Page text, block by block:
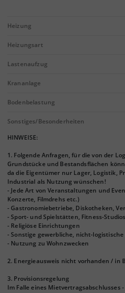
Heizung
Heizungsart
Lastenaufzug
Krananlage
Bodenbelastung
Sonstiges/Besonderheiten
HINWEISE:
1. Folgende Anfragen, für die von der
Grundstücke und Bestandsflächen
da die Eigentümer nur Lager, Logistik,
Industrial als Nutzung wünschen!
- Jede Art von Veranstaltungen und
Konzerte, Filmdrehs etc.)
- Gastronomiebetriebe, Diskotheken,
- Sport- und Spielstätten, Fitness-Studios
- Religiöse Einrichtungen
- Sonstige gewerbliche, nicht-
- Nutzung zu Wohnzwecken
2. Energieausweis nicht vorhanden / in
3. Provisionsregelung
Im Falle eines Mietvertragsabschlusses